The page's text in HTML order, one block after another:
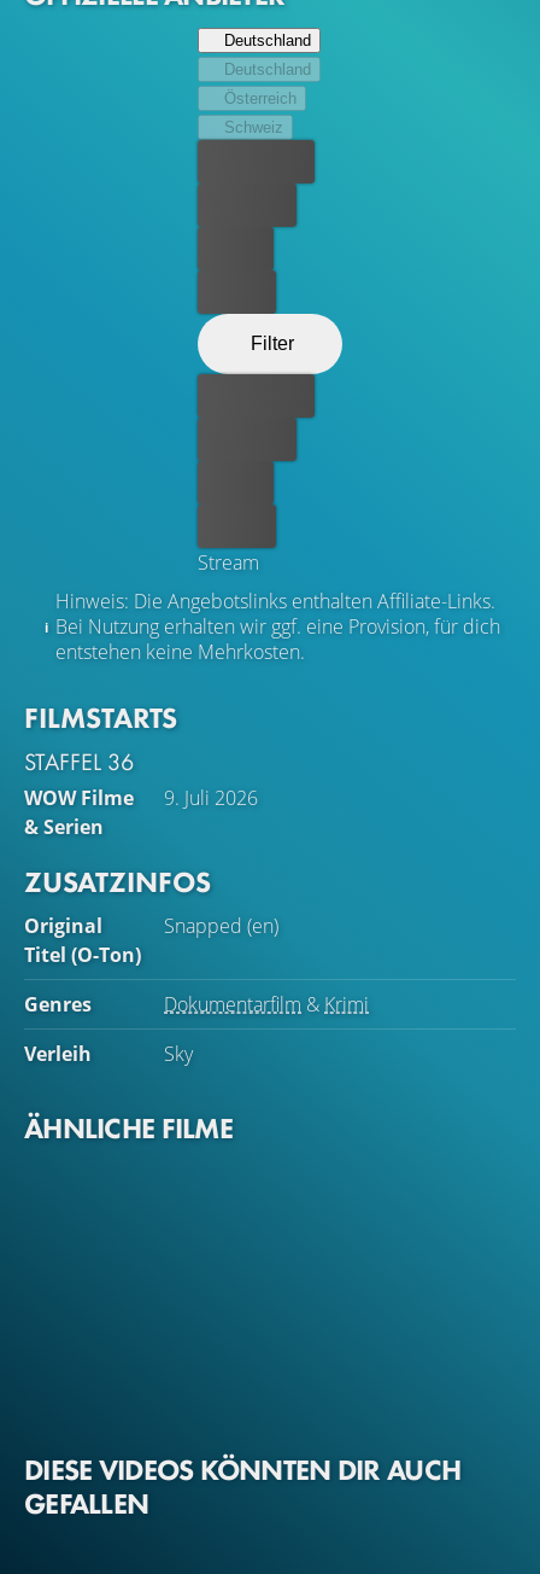
Deutschland
Deutschland
Österreich
Schweiz
Filter
Stream
Hinweis: Die Angebotslinks enthalten Affiliate-Links.
Bei Nutzung erhalten wir ggf. eine Provision, für dich
entstehen keine Mehrkosten.
FILMSTARTS
STAFFEL 36
WOW Filme
& Serien
9. Juli 2026
ZUSATZINFOS
Original
Titel (O-Ton)
Snapped (en)
Genres Dokumentarfilm & Krimi
Verleih
Sky
ÄHNLICHE FILME
DIESE VIDEOS KÖNNTEN DIR AUCH
GEFALLEN